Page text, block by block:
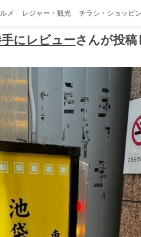
メ レジャー・観光 チラシ・ショッピ
手にレビューさんが投稿